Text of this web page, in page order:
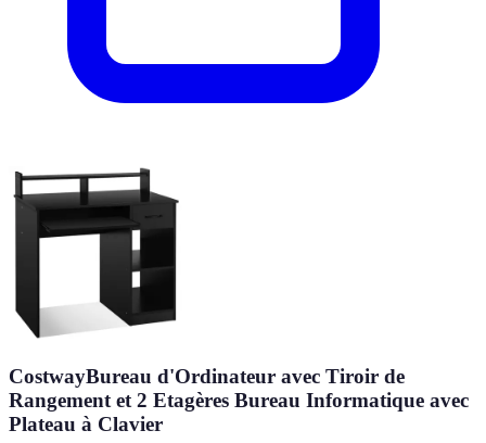
CostwayBureau d'Ordinateur avec Tiroir de
Rangement et 2 Etagères Bureau Informatique avec
Plateau à Clavier